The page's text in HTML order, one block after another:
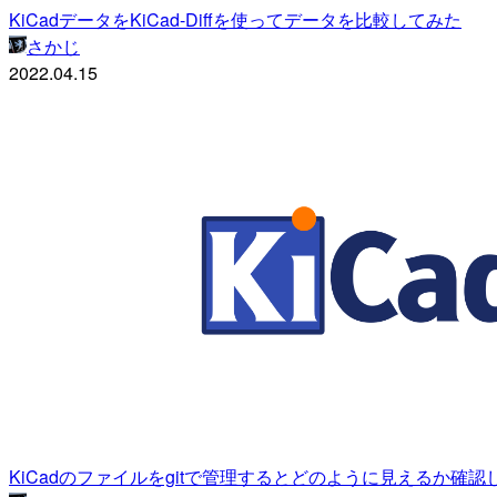
KiCadデータをKiCad-Diffを使ってデータを比較してみた
さかじ
2022.04.15
KiCadのファイルをgitで管理するとどのように見えるか確認